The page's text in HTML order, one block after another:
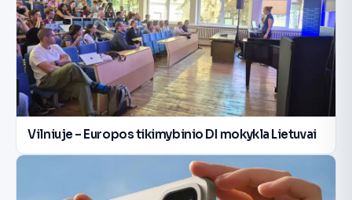
Vilniuje – Europos tikimybinio DI mokykla Lietuvai